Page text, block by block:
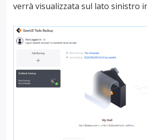
verrà visualizzata sul lato sinistro